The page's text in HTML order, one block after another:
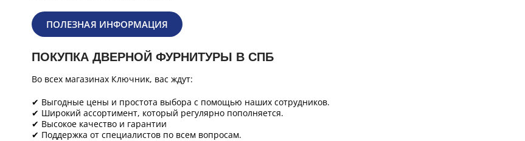
ПОЛЕЗНАЯ ИНФОРМАЦИЯ
ПОКУПКА ДВЕРНОЙ ФУРНИТУРЫ В СПБ
Во всех магазинах Ключник, вас ждут:
✔ Выгодные цены и простота выбора с помощью наших сотрудников.
✔ Широкий ассортимент, который регулярно пополняется.
✔ Высокое качество и гарантии
✔ Поддержка от специалистов по всем вопросам.